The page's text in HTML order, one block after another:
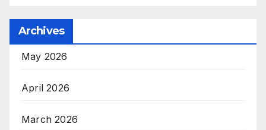
Archives
May 2026
April 2026
March 2026